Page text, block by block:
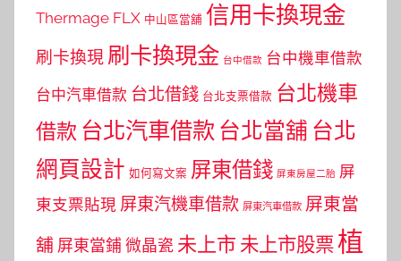
Thermage FLX 中山區當舖 信用卡換現金
刷卡換現 刷卡換現金 台中借款 台中機車借款
台中汽車借款 台北借錢 台北支票借款 台北機車
借款 台北汽車借款 台北當舖 台北
網頁設計 如何寫文案 屏東借錢 屏東房屋二胎 屏
東支票貼現 屏東汽機車借款 屏東汽車借款 屏東當
舖 屏東當鋪 微晶瓷 未上市 未上市股票植